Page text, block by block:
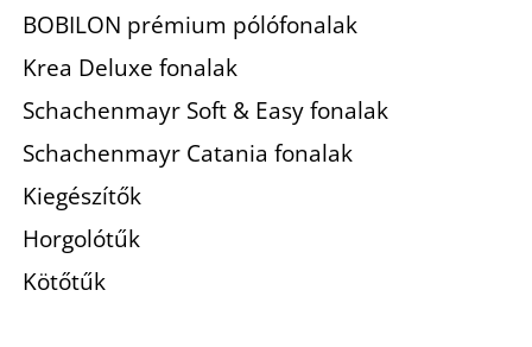
BOBILON prémium pólófonalak
Krea Deluxe fonalak
Schachenmayr Soft & Easy fonalak
Schachenmayr Catania fonalak
Kiegészítők
Horgolótűk
Kötőtűk